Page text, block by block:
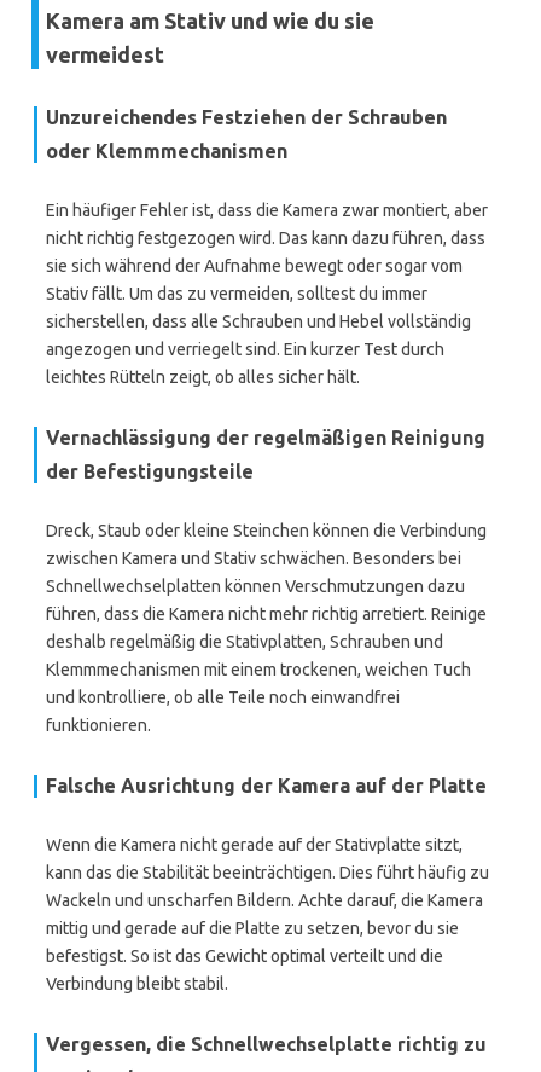
Kamera am Stativ und wie du sie
vermeidest
Unzureichendes Festziehen der Schrauben
oder Klemmmechanismen
Ein häufiger Fehler ist, dass die Kamera zwar montiert, aber
nicht richtig festgezogen wird. Das kann dazu führen, dass
sie sich während der Aufnahme bewegt oder sogar vom
Stativ fällt. Um das zu vermeiden, solltest du immer
sicherstellen, dass alle Schrauben und Hebel vollständig
angezogen und verriegelt sind. Ein kurzer Test durch
leichtes Rütteln zeigt, ob alles sicher hält.
Vernachlässigung der regelmäßigen Reinigung
der Befestigungsteile
Dreck, Staub oder kleine Steinchen können die Verbindung
zwischen Kamera und Stativ schwächen. Besonders bei
Schnellwechselplatten können Verschmutzungen dazu
führen, dass die Kamera nicht mehr richtig arretiert. Reinige
deshalb regelmäßig die Stativplatten, Schrauben und
Klemmmechanismen mit einem trockenen, weichen Tuch
und kontrolliere, ob alle Teile noch einwandfrei
funktionieren.
Falsche Ausrichtung der Kamera auf der Platte
Wenn die Kamera nicht gerade auf der Stativplatte sitzt,
kann das die Stabilität beeinträchtigen. Dies führt häufig zu
Wackeln und unscharfen Bildern. Achte darauf, die Kamera
mittig und gerade auf die Platte zu setzen, bevor du sie
befestigst. So ist das Gewicht optimal verteilt und die
Verbindung bleibt stabil.
Vergessen, die Schnellwechselplatte richtig zu